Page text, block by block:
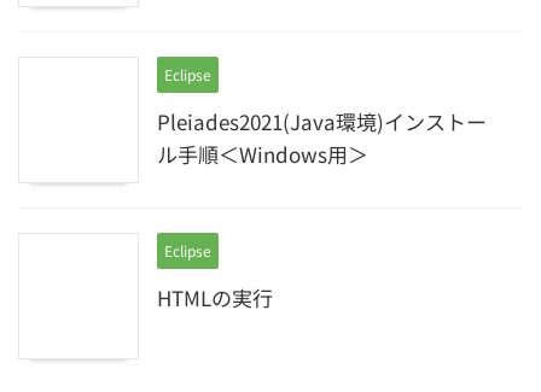
Eclipse
Pleiades2021(Java環境)インストー
ル手順＜Windows用＞
Eclipse
HTMLの実行